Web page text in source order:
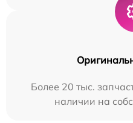
Более 20 тыс.
наличии на